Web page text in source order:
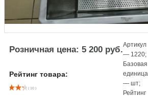
Розничная цена: 5 200 руб.
Рейтинг товара:
( 10 )
Артикул
— 1220;
Базовая
единица
—шт;
Рейтинг